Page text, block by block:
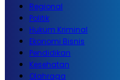
Regional
Politik
Hukum Kriminal
Ekonomi Bisnis
Pendidikan
Kesehatan
Olahraga